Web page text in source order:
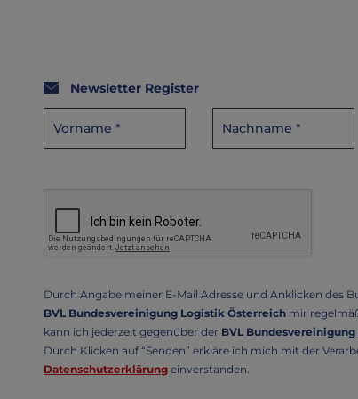
Newsletter Register
Durch Angabe meiner E-Mail Adresse und Anklicken des
BVL Bundesvereinigung Logistik Österreichmir
kann ich jederzeit gegenüber der BVL
Durch Klicken auf “Senden” erkläre ich mich mit der
Datenschutzerklärungeinverstanden.